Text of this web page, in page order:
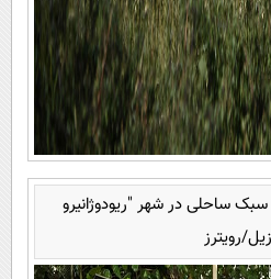
ساحلی در شهر "ریودوژانیرو
رویترز